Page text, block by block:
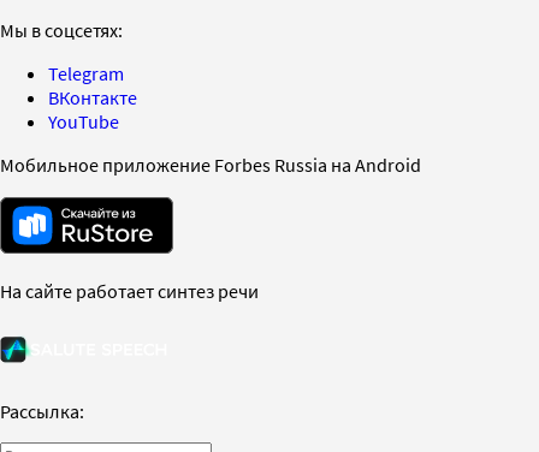
Мы в соцсетях:
Telegram
ВКонтакте
YouTube
Мобильное приложение Forbes Russia на Android
На сайте работает синтез речи
Рассылка: